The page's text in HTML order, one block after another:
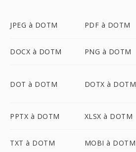
JPEG à DOTM PDF à DOTM
DOCX à DOTM PNG à DOTM
DOT à DOTM DOTX à DOTM
PPTX à DOTM XLSX à DOTM
TXT à DOTM MOBI à DOTM